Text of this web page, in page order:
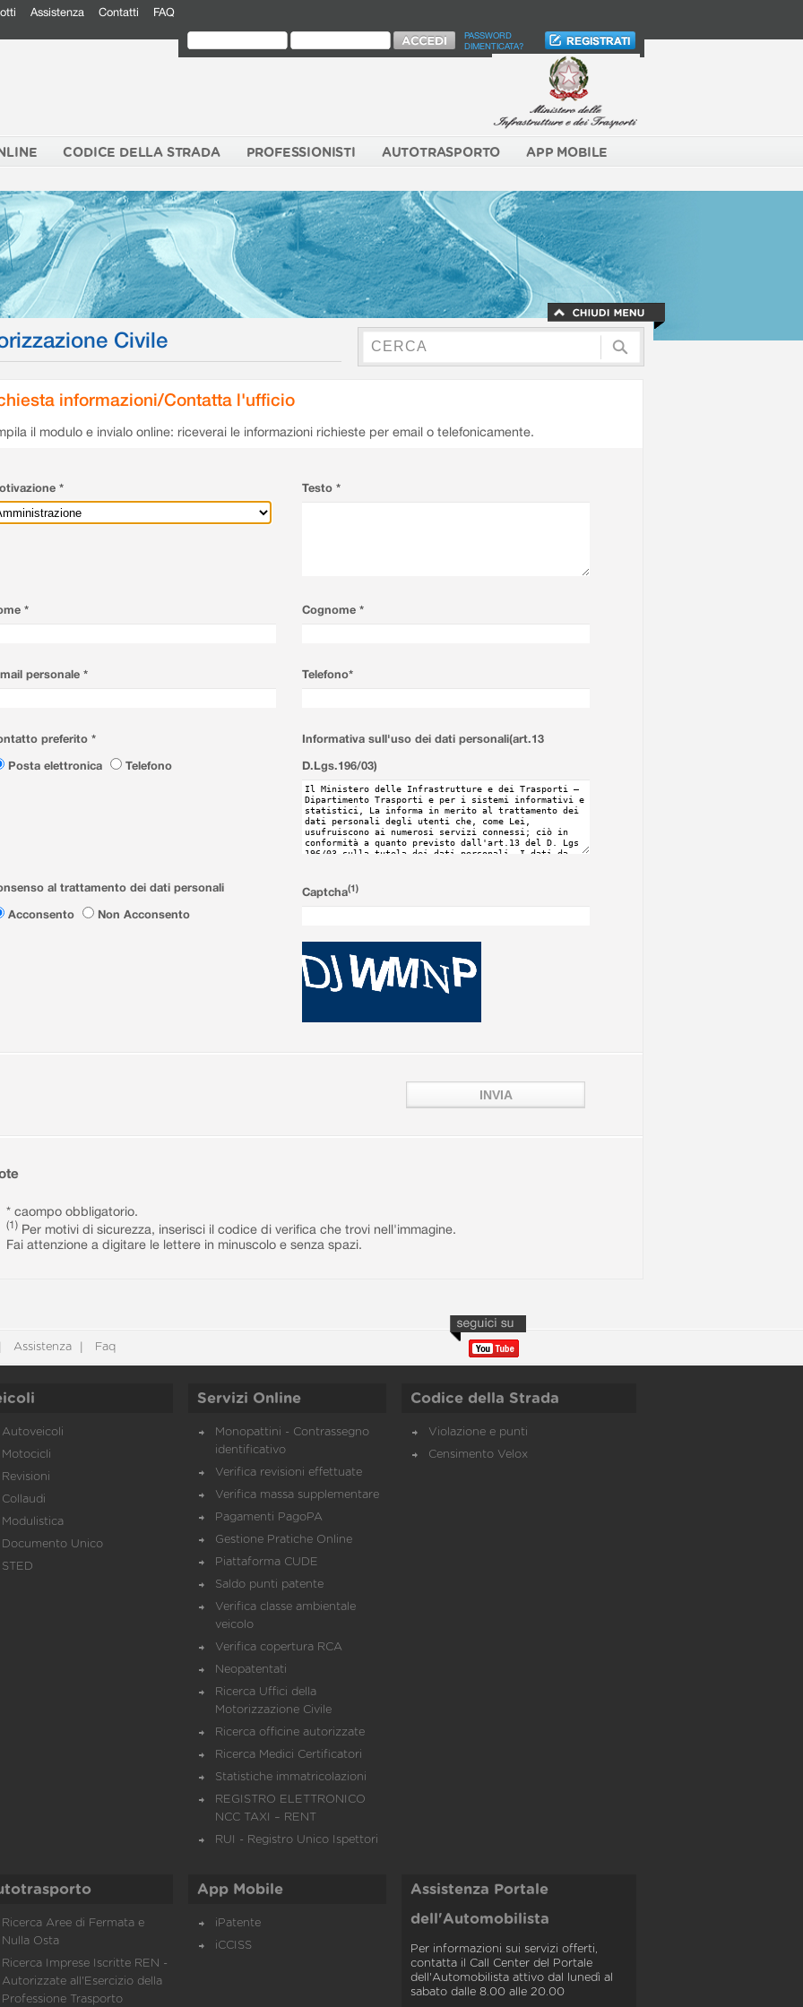
Assistenza Contatti FAQ
PASSWORD
DIMENTICATA?
CODICE DELLA STRADA PROFESSIONISTI AUTOTRASPORTO APP MOBILE
Civile
informazioni/Contatta l'ufficio
il modulo e invialo online: riceverai le informazioni richieste per email o telefonicamente.
* Testo *
* Cognome *
personale * Telefono*
preferito *
Posta elettronica
Telefono
Informativa sull'uso dei dati personali(art.13
D.Lgs.196/03)
al trattamento dei dati personali
Acconsento
Non Acconsento
Captcha(1)
* caompo obbligatorio.
(1) Per motivi di sicurezza, inserisci il codice di verifica che trovi nell'immagine.
Fai attenzione a digitare le lettere in minuscolo e senza spazi.
Assistenza Faq
Autoveicoli
Motocicli
Revisioni
Collaudi
Modulistica
Documento Unico
STED
Servizi Online
Monopattini - Contrassegno
identificativo
Verifica revisioni effettuate
Verifica massa supplementare
Pagamenti PagoPA
Gestione Pratiche Online
Piattaforma CUDE
Saldo punti patente
Verifica classe ambientale
veicolo
Verifica copertura RCA
Neopatentati
Ricerca Uffici della
Motorizzazione Civile
Ricerca officine autorizzate
Ricerca Medici Certificatori
Statistiche immatricolazioni
REGISTRO ELETTRONICO
NCC TAXI – RENT
RUI - Registro Unico Ispettori
Codice della Strada
Violazione e punti
Censimento Velox
Ricerca Aree di Fermata e
Nulla Osta
Ricerca Imprese Iscritte REN -
Autorizzate all'Esercizio della
Professione Trasporto
App Mobile
iPatente
iCCISS
Assistenza Portale
dell'Automobilista
Per informazioni sui servizi offerti,
contatta il Call Center del Portale
dell'Automobilista attivo dal lunedì al
sabato dalle 8.00 alle 20.00